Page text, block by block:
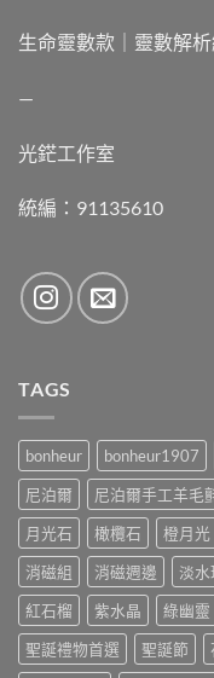
生命靈數款｜靈數解
—
光鋩工作室
統編：91135610
TAGS
bonheur bonheur1907
尼泊爾
尼泊爾手工羊毛
月光石
橄欖石 橙月光
消磁組
消磁週邊 淡
紅石榴
紫水晶 綠幽靈
聖誕禮物首選
聖誕節